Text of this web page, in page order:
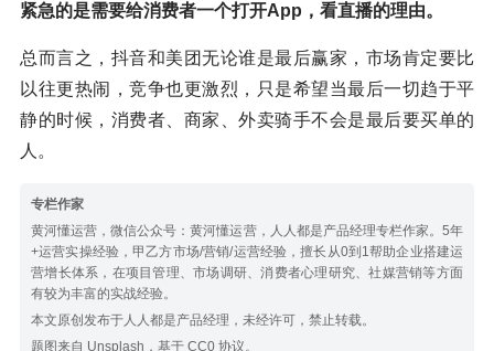
紧急的是需要给消费者一个打开App，看直播的理由。
总而言之，抖音和美团无论谁是最后赢家，市场肯定要比
以往更热闹，竞争也更激烈，只是希望当最后一切趋于平
静的时候，消费者、商家、外卖骑手不会是最后要买单的
人。
专栏作家
黄河懂运营，微信公众号：黄河懂运营，人人都是产品经理专栏作家。5年
+运营实操经验，甲乙方市场/营销/运营经验，擅长从0到1帮助企业搭建运
营增长体系，在项目管理、市场调研、消费者心理研究、社媒营销等方面
有较为丰富的实战经验。
本文原创发布于人人都是产品经理，未经许可，禁止转载。
题图来自 Unsplash，基于 CC0 协议。